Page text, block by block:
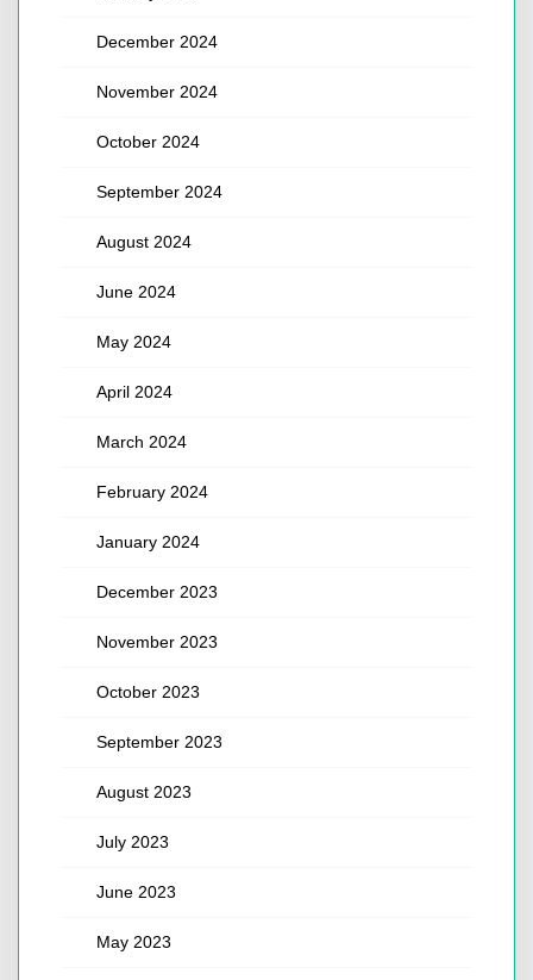
December 2024
November 2024
October 2024
September 2024
August 2024
June 2024
May 2024
April 2024
March 2024
February 2024
January 2024
December 2023
November 2023
October 2023
September 2023
August 2023
July 2023
June 2023
May 2023